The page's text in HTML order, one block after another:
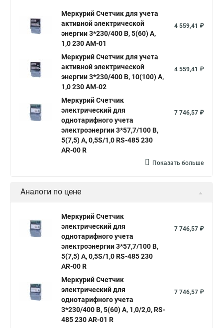
Меркурий Счетчик для учета
активной электрической
энергии 3*230/400 В, 5(60) А,
1,0 230 АМ-01
4 559,41 ₽
Меркурий Счетчик для учета
активной электрической
энергии 3*230/400 В, 10(100) А,
1,0 230 АМ-02
4 559,41 ₽
Меркурий Счетчик
электрический для
однотарифного учета
электроэнергии 3*57,7/100 В,
5(7,5) А, 0,5S/1,0 RS-485 230
AR-00 R
7 746,57 ₽
Показать больше
Аналоги по цене
Меркурий Счетчик
электрический для
однотарифного учета
электроэнергии 3*57,7/100 В,
5(7,5) А, 0,5S/1,0 RS-485 230
AR-00 R
7 746,57 ₽
Меркурий Счетчик
электрический для
однотарифного учета
3*230/400 В, 5(60) А, 1,0/2,0, RS-
485 230 AR-01 R
7 746,57 ₽